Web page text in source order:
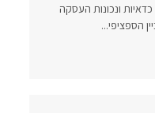
ונכונות העסקה
הספציפי...